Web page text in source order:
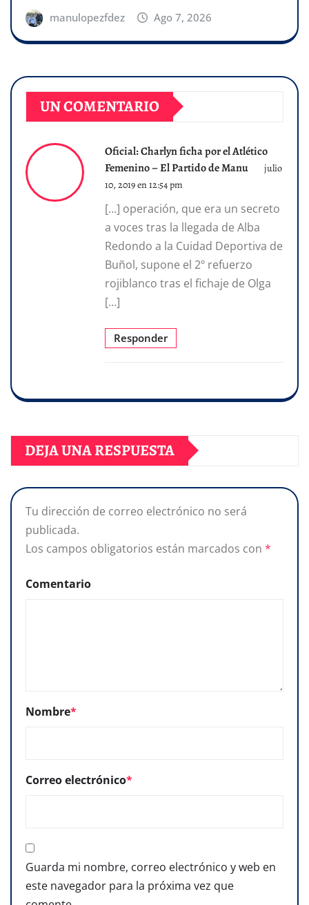
manulopezfdez Ago 7, 2026
UN COMENTARIO
Oficial: Charlyn ficha por el Atlético
Femenino – El Partido de Manu
julio
10, 2019 en 12:54 pm
[…] operación, que era un secreto
a voces tras la llegada de Alba
Redondo a la Cuidad Deportiva de
Buñol, supone el 2º refuerzo
rojiblanco tras el fichaje de Olga
[…]
Responder
DEJA UNA RESPUESTA
Tu dirección de correo electrónico no será
publicada.
Los campos obligatorios están marcados con *
Comentario
Nombre*
Correo electrónico*
Guarda mi nombre, correo electrónico y web en
este navegador para la próxima vez que